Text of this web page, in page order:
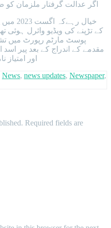
خیال
کے تڑپنے کی ویڈیو وائرل ہوئی
پوسٹ مارٹم رپورٹ میں
مقدمے کے اندراج کے بعد پیر اسد
اور امتیاز
News, news updates, Newspaper,
Required fields are